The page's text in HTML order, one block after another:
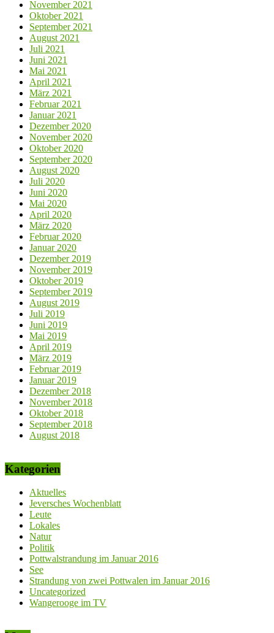
November 2021
Oktober 2021
September 2021
August 2021
Juli 2021
Juni 2021
Mai 2021
April 2021
März 2021
Februar 2021
Januar 2021
Dezember 2020
November 2020
Oktober 2020
September 2020
August 2020
Juli 2020
Juni 2020
Mai 2020
April 2020
März 2020
Februar 2020
Januar 2020
Dezember 2019
November 2019
Oktober 2019
September 2019
August 2019
Juli 2019
Juni 2019
Mai 2019
April 2019
März 2019
Februar 2019
Januar 2019
Dezember 2018
November 2018
Oktober 2018
September 2018
August 2018
Kategorien
Aktuelles
Jeversches Wochenblatt
Leute
Lokales
Natur
Politik
Pottwalstrandung im Januar 2016
See
Strandung von zwei Pottwalen im Januar 2016
Uncategorized
Wangerooge im TV